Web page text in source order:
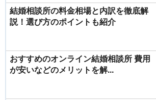
結婚相談所の料金相場と内訳を徹底解
説！選び方のポイントも紹介
おすすめのオンライン結婚相談所 費用
が安いなどのメリットを解...